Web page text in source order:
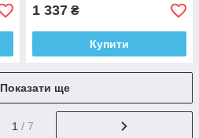
1 337 ₴
Купити
Показати ще
1 / 7